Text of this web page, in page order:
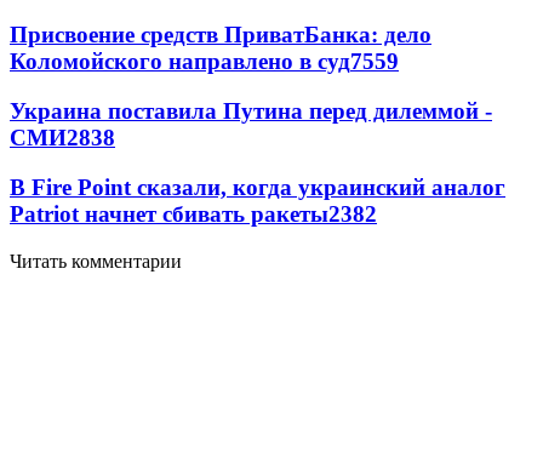
Присвоение средств ПриватБанка: дело
Коломойского направлено в суд7559
Украина поставила Путина перед дилеммой -
СМИ2838
В Fire Point сказали, когда украинский аналог
Patriot начнет сбивать ракеты2382
Читать комментарии